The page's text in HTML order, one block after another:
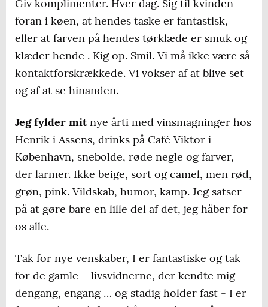
Giv komplimenter. Hver dag. Sig til kvinden
foran i køen, at hendes taske er fantastisk,
eller at farven på hendes tørklæde er smuk og
klæder hende . Kig op. Smil. Vi må ikke være så
kontaktforskrækkede. Vi vokser af at blive set
og af at se hinanden.
Jeg fylder mitnye årti med vinsmagninger hos
Henrik i Assens, drinks på Café Viktor i
København, snebolde, røde negle og farver,
der larmer. Ikke beige, sort og camel, men rød,
grøn, pink. Vildskab, humor, kamp. Jeg satser
på at gøre bare en lille del af det, jeg håber for
os alle.
Tak for nye venskaber, I er fantastiske og tak
for de gamle – livsvidnerne, der kendte mig
dengang, engang … og stadig holder fast - I er